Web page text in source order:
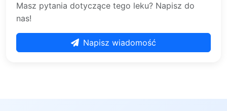
Masz pytania dotyczące tego leku? Napisz do
nas!
Napisz wiadomość